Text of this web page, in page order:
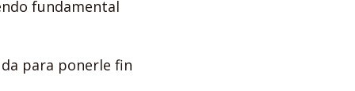
fundamental
para ponerle fin